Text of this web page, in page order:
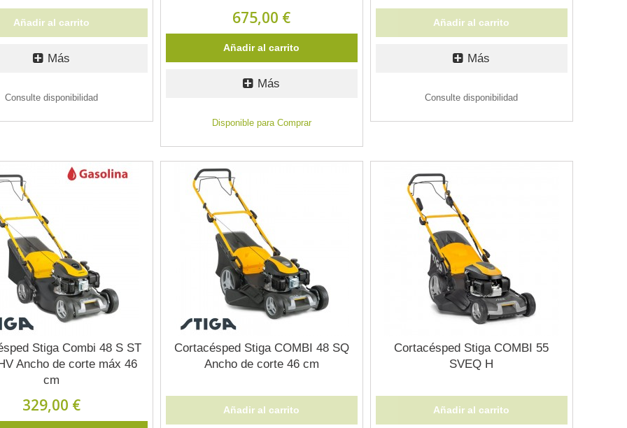
Añadir al carrito
Más
Consulte disponibilidad
675,00 €
Añadir al carrito
Más
Disponible para Comprar
Añadir al carrito
Más
Consulte disponibilidad
Stiga Combi 48 S ST
Ancho de corte máx 46
cm
329,00 €
Cortacésped Stiga COMBI 48 SQ
Ancho de corte 46 cm
Añadir al carrito
Cortacésped Stiga COMBI 55
SVEQ H
Añadir al carrito